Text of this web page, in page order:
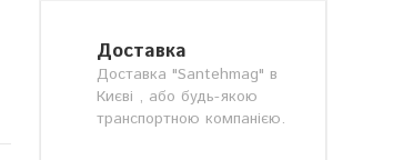
Доставка
Доставка "Santehmag" в
Києві , або будь-якою
транспортною компанією.